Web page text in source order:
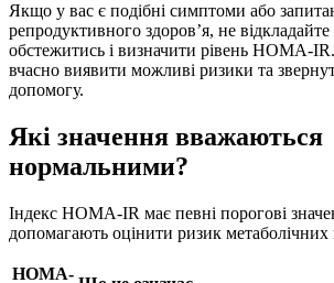
Якщо у вас є подібні симптоми або
репродуктивного здоров’я, не
обстежитись і визначити рівень
вчасно виявити можливі ризики та
допомогу.
Які значення вважаються
нормальними?
Індекс HOMA‑IR має певні порогові
допомагають оцінити ризик
HOMA-